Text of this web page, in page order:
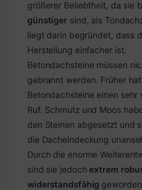
größerer Beliebtheit, da sie
günstiger sind, als
liegt darin begründet, dass
Herstellung einfacher ist.
Betondachsteine müssen
gebrannt werden. Früher
Betondachsteine einen sehr
Ruf. Schmutz und Moos
den Steinen abgesetzt und
die Dacheindeckung
Durch die enorme
sind sie jedoch extrem
widerstandsfähig